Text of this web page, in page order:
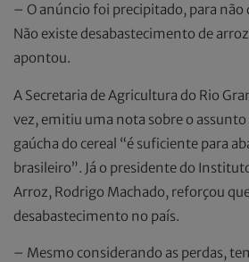
– O anúncio foi precipitado, para
Não existe desabastecimento de
apontou.
A Secretaria de Agricultura do Rio
vez, emitiu uma nota sobre o assunto
gaúcha do cereal “é suficiente para
brasileiro”. Já o presidente do
Arroz, Rodrigo Machado, reforçou
desabastecimento no país.
– Mesmo considerando as perdas,